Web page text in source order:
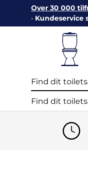
Gå til
Over 30 000
• Kundeservice
Find dit
Find dit